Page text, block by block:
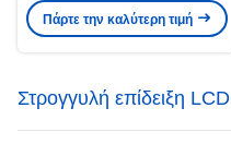
Πάρτε την καλύτερη τιμή
Στρογγυλή επίδειξη LCD